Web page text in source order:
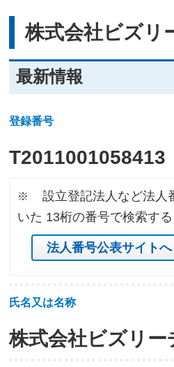
株式会社ビズリ
最新情報
登録番号
T2011001058413
※
設立登記法人など法人
いた 13桁の番号で検索する
法人番号公表サイトへ
氏名又は名称
株式会社ビズリー